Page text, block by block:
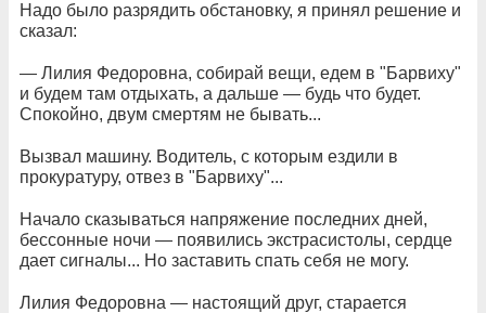
Надо было разрядить обстановку, я принял решение и
сказал:
— Лилия Федоровна, собирай вещи, едем в "Барвиху"
и будем там отдыхать, а дальше — будь что будет.
Спокойно, двум смертям не бывать...
Вызвал машину. Водитель, с которым ездили в
прокуратуру, отвез в "Барвиху"...
Начало сказываться напряжение последних дней,
бессонные ночи — появились экстрасистолы, сердце
дает сигналы... Но заставить спать себя не могу.
Лилия Федоровна — настоящий друг, старается